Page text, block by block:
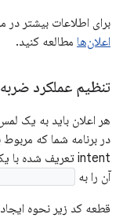
برای اطلاعات بیشتر
اعلان‌ها مطالعه کنید.
تنظیم عملکرد
intent تعریف شده با یک شیء
آن را به
قطعه کد زیر نحوه